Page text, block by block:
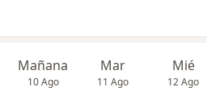
Mañana
10 Ago
Mar
11 Ago
Mié
12 Ago